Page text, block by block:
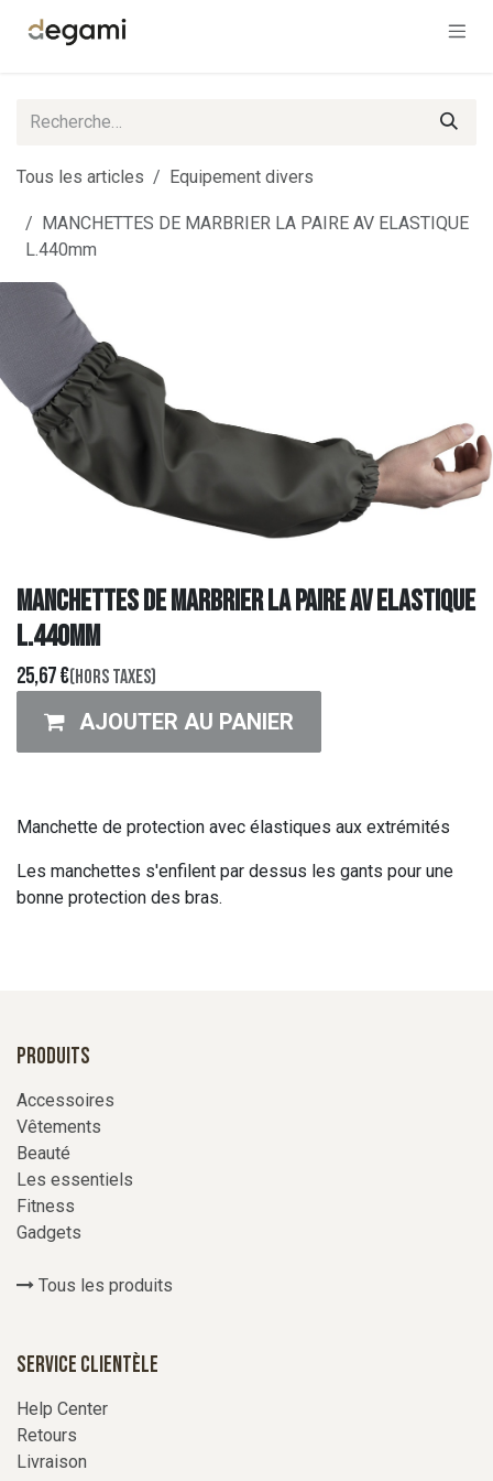
Tous les articles Equipement divers
MANCHETTES DE MARBRIER LA PAIRE AV ELASTIQUE
L.440mm
MANCHETTES DE MARBRIER LA PAIRE AV ELASTIQUE
L.440mm
25,67€(Hors taxes)
AJOUTER AU PANIER
Manchette de protection avec élastiques aux extrémités
Les manchettes s'enfilent par dessus les gants pour une
bonne protection des bras.
Produits
Accessoires
Vêtements
Beauté
Les essentiels
Fitness
Gadgets
Tous les produits
Service Clientèle
Help Center
Retours
Livraison